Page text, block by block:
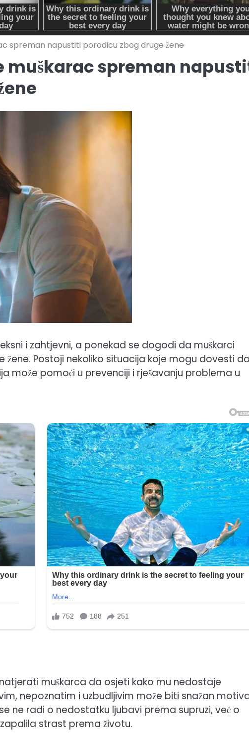
spreman napustiti porodicu zbog druge žene
muškarac spreman
i zahtjevni, a ponekad se dogodi da muškarci
Postoji nekoliko situacija koje mogu dovesti
može pomoći u prevenciji i rješavanju problema u
muškarca da osjeti kako mu nedostaje
nepoznatim i uzbudljivim može biti snažan
ne radi o nedostatku ljubavi prema supruzi, već o
strast prema životu.